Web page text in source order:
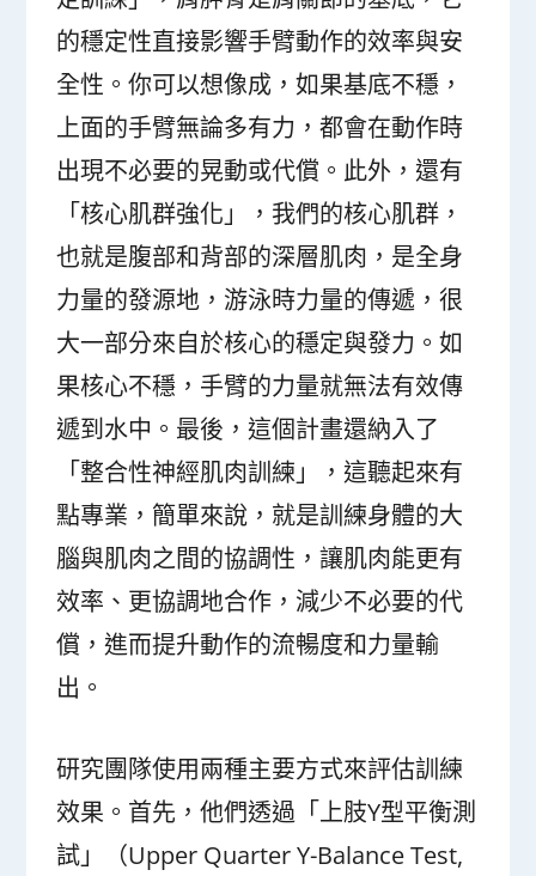
的穩定性直接影響手臂動作的效率與安
全性。你可以想像成，如果基底不穩，
上面的手臂無論多有力，都會在動作時
出現不必要的晃動或代償。此外，還有
「核心肌群強化」，我們的核心肌群，
也就是腹部和背部的深層肌肉，是全身
力量的發源地，游泳時力量的傳遞，很
大一部分來自於核心的穩定與發力。如
果核心不穩，手臂的力量就無法有效傳
遞到水中。最後，這個計畫還納入了
「整合性神經肌肉訓練」，這聽起來有
點專業，簡單來說，就是訓練身體的大
腦與肌肉之間的協調性，讓肌肉能更有
效率、更協調地合作，減少不必要的代
償，進而提升動作的流暢度和力量輸
出。
研究團隊使用兩種主要方式來評估訓練
效果。首先，他們透過「上肢Y型平衡測
試」（Upper Quarter Y-Balance Test,